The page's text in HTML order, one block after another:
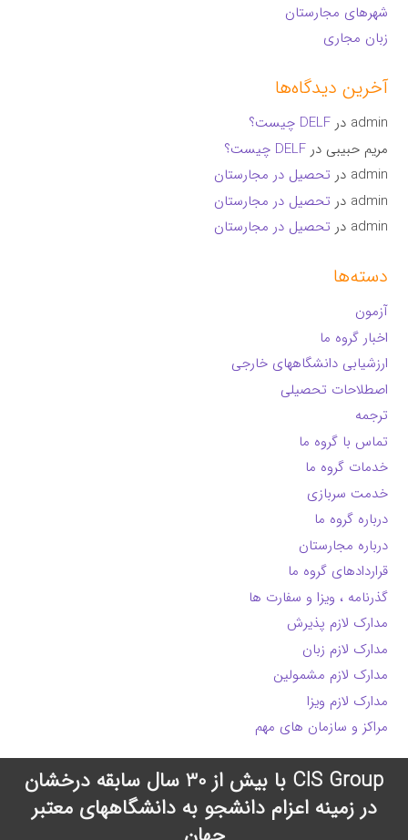
شهرهای مجارستان
زبان مجاری
آخرین دیدگاه‌ها
admin درDELF چیست؟
مریم حبیبی درDELF چیست؟
admin در تحصیل در مجارستان
admin در تحصیل در مجارستان
admin در تحصیل در مجارستان
دسته‌ها
آزمون
اخبار گروه ما
ارزشیابی دانشگاههای خارجی
اصطلاحات تحصیلی
ترجمه
تماس با گروه ما
خدمات گروه ما
خدمت سربازی
درباره گروه ما
درباره مجارستان
قراردادهای گروه ما
گذرنامه ، ویزا و سفارت ها
مدارک لازم پذیرش
مدارک لازم زبان
مدارک لازم مشمولین
مدارک لازم ویزا
مراکز و سازمان های مهم
CIS Group با بیش از 30 سال سابقه درخشان
در زمینه اعزام دانشجو به دانشگاههای معتبر